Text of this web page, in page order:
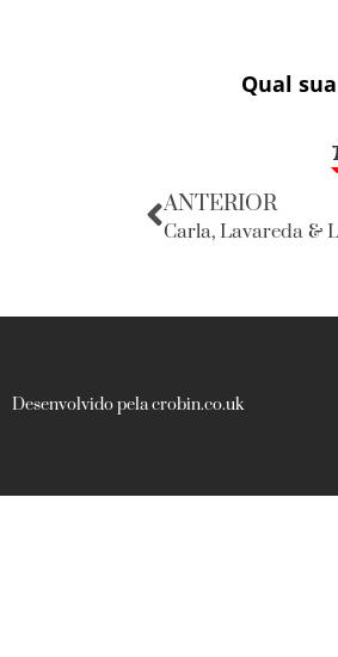
Qual
ANTERIOR
Carla, Lavareda &
Desenvolvido pela crobin.co.uk